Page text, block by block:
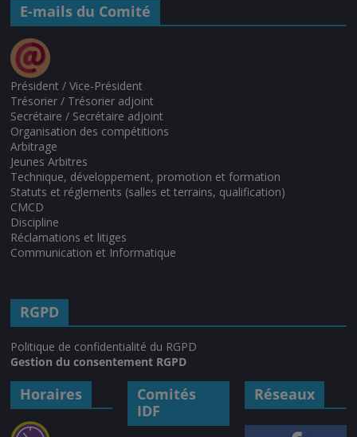
E-mails du Comité
Président / Vice-Président
Trésorier / Trésorier adjoint
Secrétaire / Secrétaire adjoint
Organisation des compétitions
Arbitrage
Jeunes Arbitres
Technique, développement, promotion et formation
Statuts et réglements (salles et terrains, qualification)
CMCD
Discipline
Réclamations et litiges
Communication et Informatique
RGPD
Politique de confidentialité du RGPD
Gestion du consentement RGPD
Horaires
Comités
IDF
Réseaux